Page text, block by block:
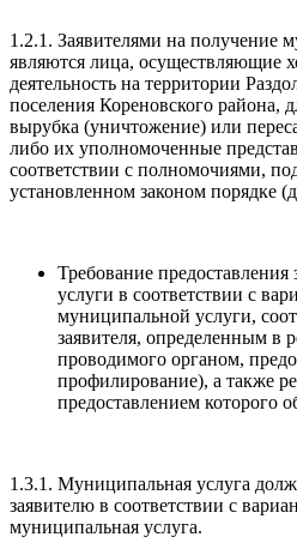
1.2.1. Заявителями на получение
являются лица, осуществляющие
деятельность на территории
поселения Кореновского района,
вырубка (уничтожение) или
либо их уполномоченные
соответствии с полномочиями,
установленном законом порядке
Требование
услуги в соответствии с
муниципальной услуги,
заявителя, определенным в
проводимого органом,
профилирование), а также
предоставлением которого
1.3.1. Муниципальная услуга
заявителю в соответствии с
муниципальная услуга.